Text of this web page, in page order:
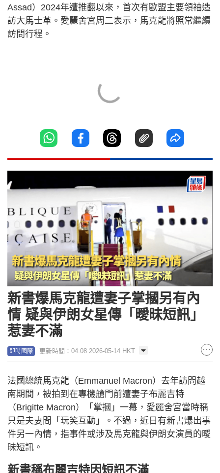
Assad）2024年遭推翻以來，首次有歐盟主要領袖造
訪大馬士革。愛麗舍宮周二表示，馬克龍將照常繼續
訪問行程。
新書爆馬克龍遭妻子掌摑另有內
情 疑與伊朗女星傳「曖昧短訊」
惹妻不滿
即時國際 更新時間：04:08 2026-05-14 HKT
法國總統馬克龍（Emmanuel Macron）去年訪問越
南期間，被拍到在專機艙門前遭妻子布麗吉特
（Brigitte Macron）「掌摑」一幕，愛麗舍宮當時稱
只是夫妻間「玩笑互動」。不過，近日有新書爆出事
件另一內情，指事件或涉及馬克龍與伊朗女演員的曖
昧短訊。
新書稱布麗吉特因短訊不滿